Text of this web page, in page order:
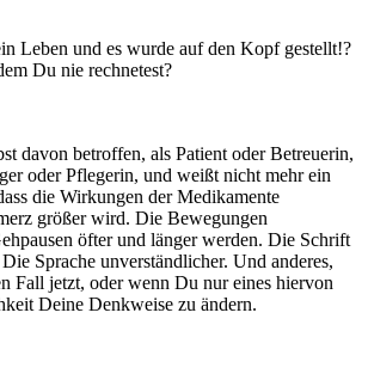
Leben und es wurde auf den Kopf gestellt!?
Du nie rechnetest?
davon betroffen, als Patient oder Betreuerin,
oder Pflegerin, und weißt nicht mehr ein
die Wirkungen der Medikamente
größer wird. Die Bewegungen
öfter und länger werden. Die Schrift
Sprache unverständlicher. Und anderes,
Fall jetzt, oder wenn Du nur eines hiervon
Deine Denkweise zu ändern.